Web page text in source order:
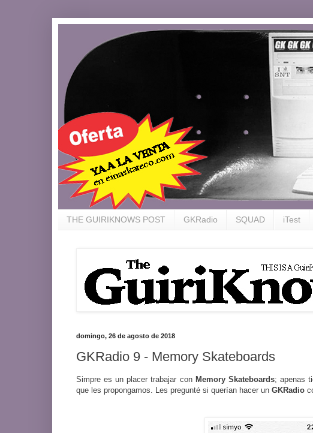
THE GUIRIKNOWS POST GKRadio SQUAD iTest
domingo, 26 de agosto de 2018
GKRadio 9 - Memory Skateboards
Simpre es un placer trabajar con Memory Skateboards; apenas
que les propongamos. Les pregunté si querían hacer un GKRadio